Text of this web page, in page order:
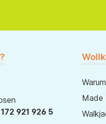
921 926 5
Made